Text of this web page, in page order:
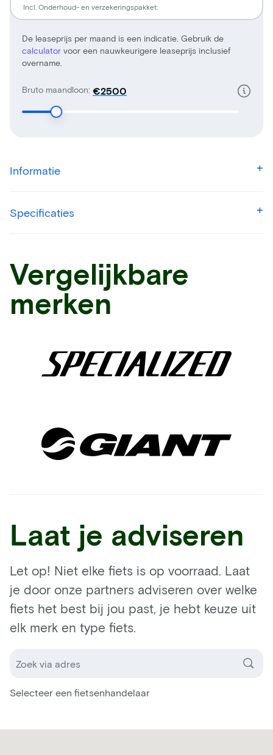
Bruto maandloon: €
De leaseprijs per maand is een indicatie. Gebruik de
calculator voor een nauwkeurigere leaseprijs inclusief
overname.
Incl. Onderhoud- en verzekeringspakket:
Informatie
Specificaties
Vergelijkbare
merken
Laat je adviseren
Let op! Niet elke fiets is op voorraad. Laat
je door onze partners adviseren over welke
fiets het best bij jou past, je hebt keuze uit
elk merk en type fiets.
Selecteer een fietsenhandelaar